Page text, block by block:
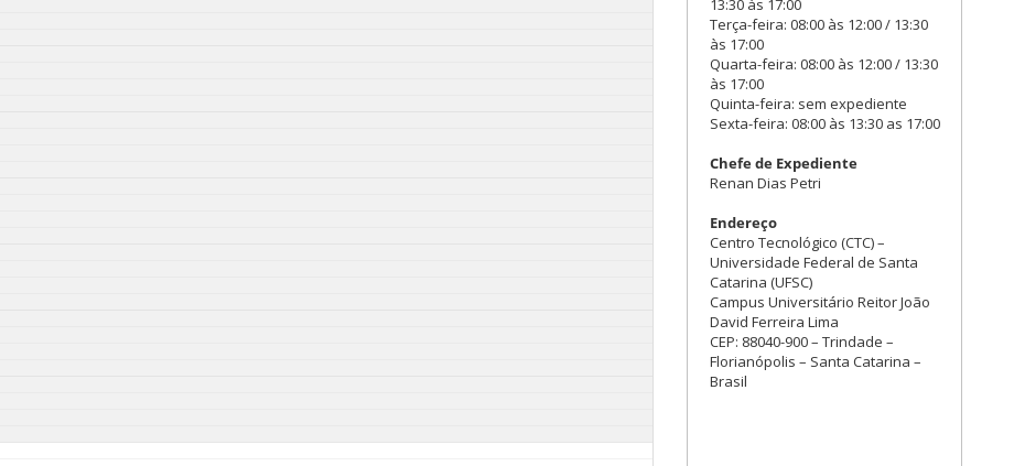
13:30 às 17:00
Terça-feira: 08:00 às 12:00 / 13:30
às 17:00
Quarta-feira: 08:00 às 12:00 / 13:30
às 17:00
Quinta-feira: sem expediente
Sexta-feira: 08:00 às 13:30 as 17:00
Chefe de Expediente
Renan Dias Petri
Endereço
Centro Tecnológico (CTC) –
Universidade Federal de Santa
Catarina (UFSC)
Campus Universitário Reitor João
David Ferreira Lima
CEP: 88040-900 – Trindade –
Florianópolis – Santa Catarina –
Brasil